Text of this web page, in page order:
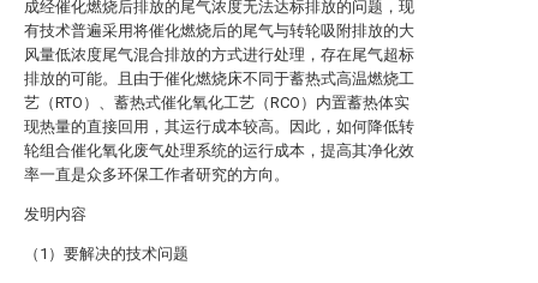
成经催化燃烧后排放的尾气浓度无法达标排放的问题，现
有技术普遍采用将催化燃烧后的尾气与转轮吸附排放的大
风量低浓度尾气混合排放的方式进行处理，存在尾气超标
排放的可能。且由于催化燃烧床不同于蓄热式高温燃烧工
艺（RTO）、蓄热式催化氧化工艺（RCO）内置蓄热体实
现热量的直接回用，其运行成本较高。因此，如何降低转
轮组合催化氧化废气处理系统的运行成本，提高其净化效
率一直是众多环保工作者研究的方向。
发明内容
（1）要解决的技术问题